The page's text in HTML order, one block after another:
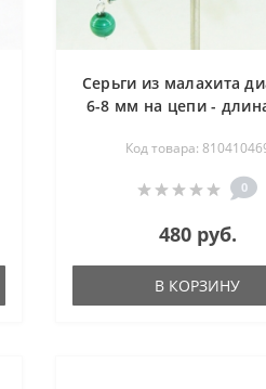
Серьги из малахита
6-8 мм на цепи -
Код товара:
0
480 руб.
В КОРЗИНУ